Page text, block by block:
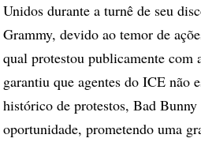
Unidos durante a turnê de seu
Grammy, devido ao temor de
qual protestou publicamente
garantiu que agentes do ICE não
histórico de protestos, Bad
oportunidade, prometendo uma